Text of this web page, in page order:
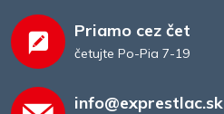
Priamo cez čet
četujte Po-Pia 7-19
info@exprestlac.sk